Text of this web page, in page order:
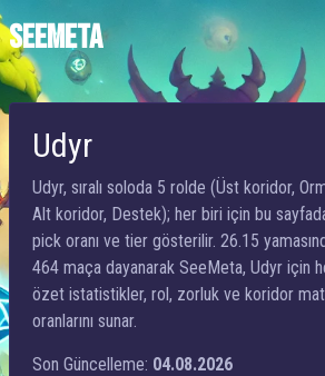
SEEMETA
Udyr
Udyr, sıralı soloda 5 rolde (Üst koridor,
Alt koridor, Destek); her biri için bu
pick oranı ve tier gösterilir. 26.15
464 maça dayanarak SeeMeta, Udyr için
özet istatistikler, rol, zorluk ve koridor
oranlarını sunar.
Son Güncelleme: 04.08.2026